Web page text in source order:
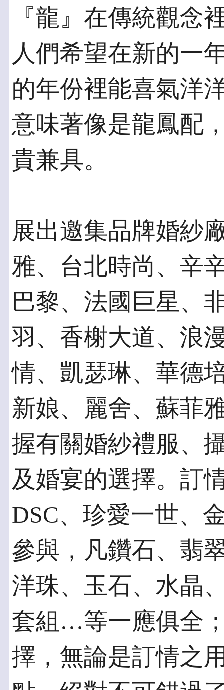
『龍』在傳統觀念
人們希望在新的一
的年份裡能喜氣洋
意味著像是龍鳳配
貴兼具。
展出邀集品牌婚紗
雅、台北時尚、辛
巴黎、法國巨星、
羽、香榭大道、浪
情、凱瑟琳、華德
新娘、麗舍、蘇菲
握有關婚紗禮服、
及婚宴的選擇。訂
DSC、珍愛一世、
參與，凡鑽石、翡
洋珠、玉石、水晶
套組…等一應俱全
擇，無論是訂情之